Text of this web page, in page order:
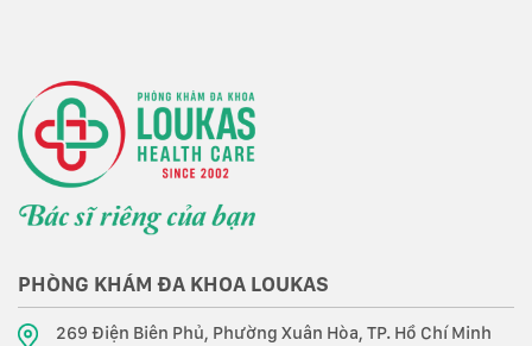
PHÒNG KHÁM ĐA KHOA LOUKAS
269 Điện Biên Phủ, Phường Xuân Hòa, TP. Hồ Chí Minh